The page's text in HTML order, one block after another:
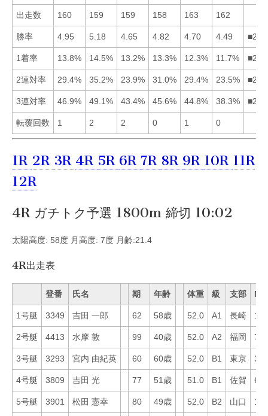
出走数 160 159 159 158 163 162
勝率 4.95 5.18 4.65 4.82 4.70 4.49
1着率 13.8% 14.5% 13.2% 13.3% 12.3% 11.7%
2連対率 29.4% 35.2% 23.9% 31.0% 29.4% 23.5%
3連対率 46.9% 49.1% 43.4% 45.6% 44.8% 38.3%
転覆回数 1 2 2 0 1 0
1R 2R 3R 4R 5R 6R 7R 8R 9R 10R 11R
12R
4R ガチトク予選 1800m 締切 10:02
太陽高度: 58度 月高度: 7度 月齢:21.4
4R出走表
登番 氏名 期 年齢 体重 級 支部 Mo
1号艇 3349 吉田 一郎 62 58歳 52.0 A1 長崎 18
2号艇 4413 水摩 敦 99 40歳 52.0 A2 福岡 70
3号艇 3293 宮内 由紀英 60 60歳 52.0 B1 東京 31
4号艇 3809 吉田 光 77 51歳 51.0 B1 佐賀 65
5号艇 3901 松田 憲幸 80 49歳 52.0 B2 山口 19